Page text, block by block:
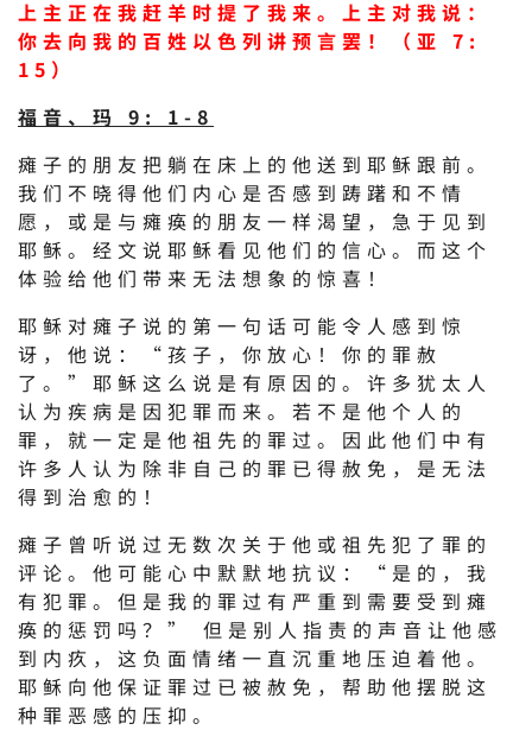
上主正在我赶羊时提了我来。上主对我说：
你去向我的百姓以色列讲预言罢！（亚 7:
15）
福音、玛 9: 1-8
瘫子的朋友把躺在床上的他送到耶稣跟前。
我们不晓得他们内心是否感到踌躇和不情
愿，或是与瘫痪的朋友一样渴望，急于见到
耶稣。经文说耶稣看见他们的信心。而这个
体验给他们带来无法想象的惊喜！
耶稣对瘫子说的第一句话可能令人感到惊
讶，他说：“孩子，你放心！你的罪赦
了。”耶稣这么说是有原因的。许多犹太人
认为疾病是因犯罪而来。若不是他个人的
罪，就一定是他祖先的罪过。因此他们中有
许多人认为除非自己的罪已得赦免，是无法
得到治愈的！
瘫子曾听说过无数次关于他或祖先犯了罪的
评论。他可能心中默默地抗议：“是的，我
有犯罪。但是我的罪过有严重到需要受到瘫
痪的惩罚吗？” 但是别人指责的声音让他感
到内疚，这负面情绪一直沉重地压迫着他。
耶稣向他保证罪过已被赦免，帮助他摆脱这
种罪恶感的压抑。